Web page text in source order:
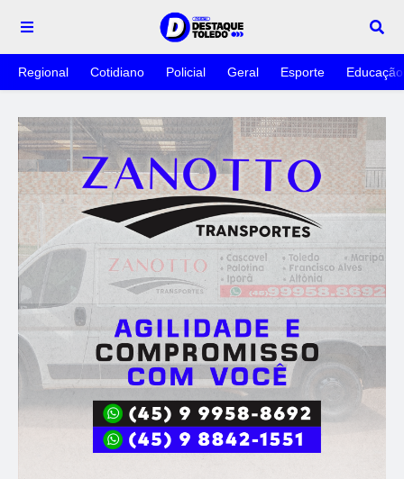
Regional Cotidiano Policial Geral Esporte Educação